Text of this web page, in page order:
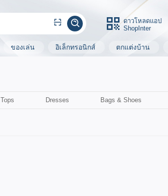
ดาวโหลดแอป
ShopInter
ของเล่น อิเล็กทรอนิกส์ ตกแต่งบ้าน
Tops Dresses Bags & Shoes